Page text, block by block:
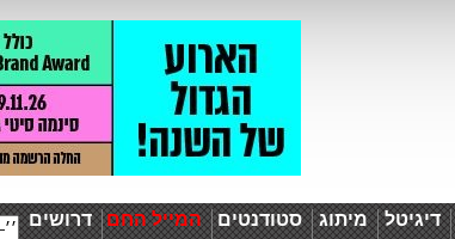
דיגיטל מיתוג סטודנטים המייל החם דרושים